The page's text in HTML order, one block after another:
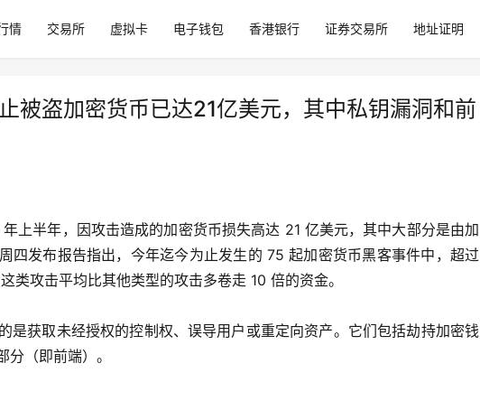
情 交易所 虚拟卡 电子钱包 香港银行 证券交易所 地址证明
被盗加密货币已达21亿美元，其中私钥漏洞和前
上半年，因攻击造成的加密货币损失高达 21 亿美元，其中大部分是由加
四发布报告指出，今年迄今为止发生的 75 起加密货币黑客事件中，超过
类攻击平均比其他类型的攻击多卷走 10 倍的资金。
是获取未经授权的控制权、误导用户或重定向资产。它们包括劫持加密钱
（即前端）。